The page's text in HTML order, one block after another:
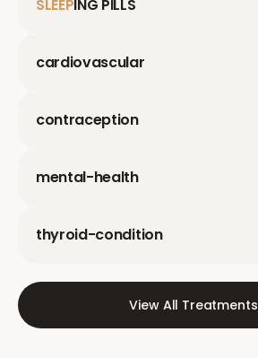
SLEEPING PILLS
cardiovascular
contraception
mental-health
thyroid-condition
View All Treatments